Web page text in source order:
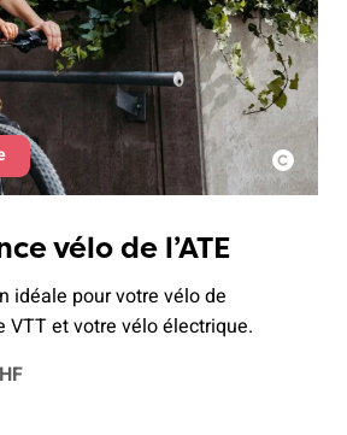
vélo de l’ATE
idéale pour votre vélo de
VTT et votre vélo électrique.